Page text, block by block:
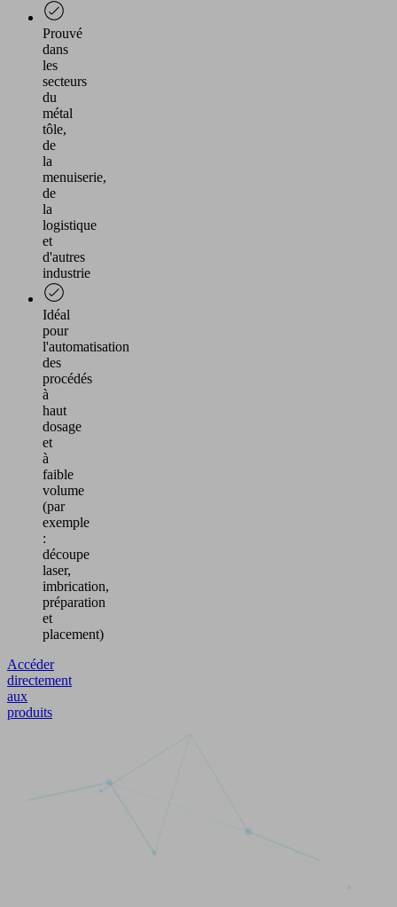
Prouvé
dans
les
secteurs
du
métal
tôle,
de
la
menuiserie,
de
la
logistique
et
d'autres
industrie
Idéal
pour
l'automatisation
des
procédés
à
haut
dosage
et
à
faible
volume
(par
exemple
:
découpe
laser,
imbrication,
préparation
et
placement)
Accéder
directement
aux
produits